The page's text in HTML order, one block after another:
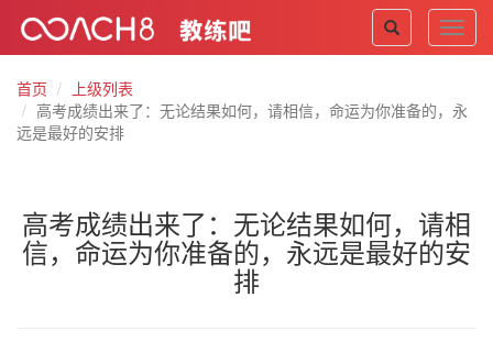
首页
上级列表
高考成绩出来了：无论结果如何，请相信，命运为你准备的，永
远是最好的安排
高考成绩出来了：无论结果如何，请相
信，命运为你准备的，永远是最好的安
排